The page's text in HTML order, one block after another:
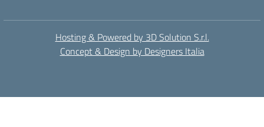
Hosting & Powered by 3D Solution S.r.l.
Concept & Design by Designers Italia